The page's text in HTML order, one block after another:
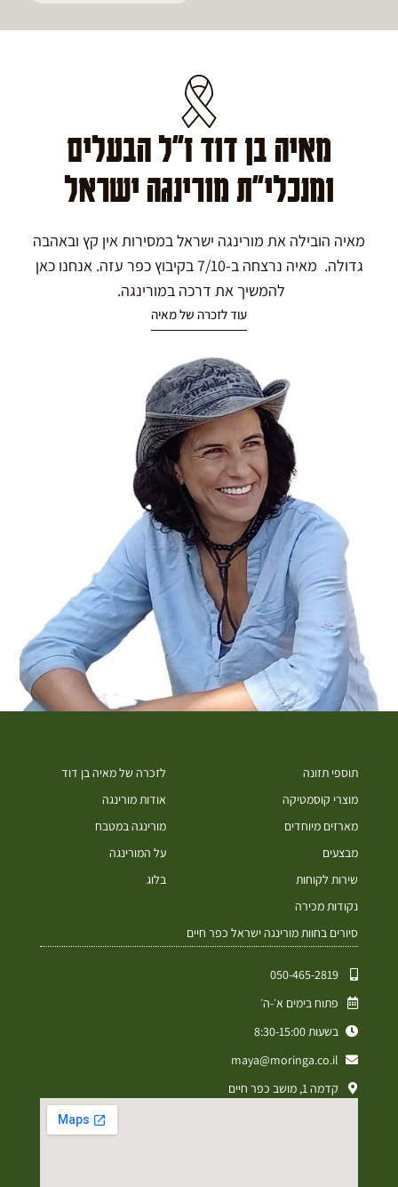
מאיה בן דוד ז"ל הבעלים
ומנכלי"ת מורינגה ישראל
מאיה הובילה את מורינגה ישראל במסירות אין קץ ובאהבה
גדולה. מאיה נרצחה ב-7/10 בקיבוץ כפר עזה. אנחנו כאן
להמשיך את דרכה במורינגה.
עוד לזכרה של מאיה
תוספי תזונה
מוצרי קוסמטיקה
מארזים מיוחדים
מבצעים
שירות לקוחות
נקודות מכירה
סיורים בחוות מורינגה ישראל כפר חיים
לזכרה של מאיה בן דוד
אודות מורינגה
מורינגה במטבח
על המורינגה
בלוג
050-465-2819⁩
פתוח בימים א׳-ה׳
בשעות 8:30-15:00
maya@moringa.co.il
קדמה 1, מושב כפר חיים